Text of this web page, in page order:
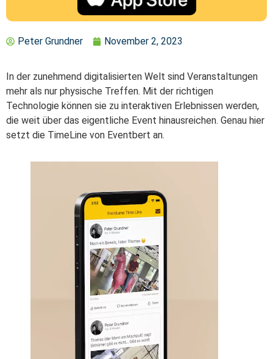
Peter Grundner November 2, 2023
In der zunehmend digitalisierten Welt sind Veranstaltungen
mehr als nur physische Treffen. Mit der richtigen
Technologie können sie zu interaktiven Erlebnissen werden,
die weit über das eigentliche Event hinausreichen. Genau hier
setzt die TimeLine von Eventbert an.